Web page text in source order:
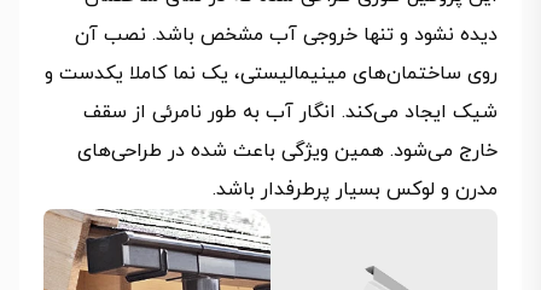
دیده نشود و تنها خروجی آب مشخص باشد. نصب آن
روی ساختمان‌های مینیمالیستی، یک نما کاملا یکدست و
شیک ایجاد می‌کند. انگار آب به‌ طور نامرئی از سقف
خارج می‌شود. همین ویژگی باعث شده در طراحی‌های
مدرن و لوکس بسیار پرطرفدار باشد.